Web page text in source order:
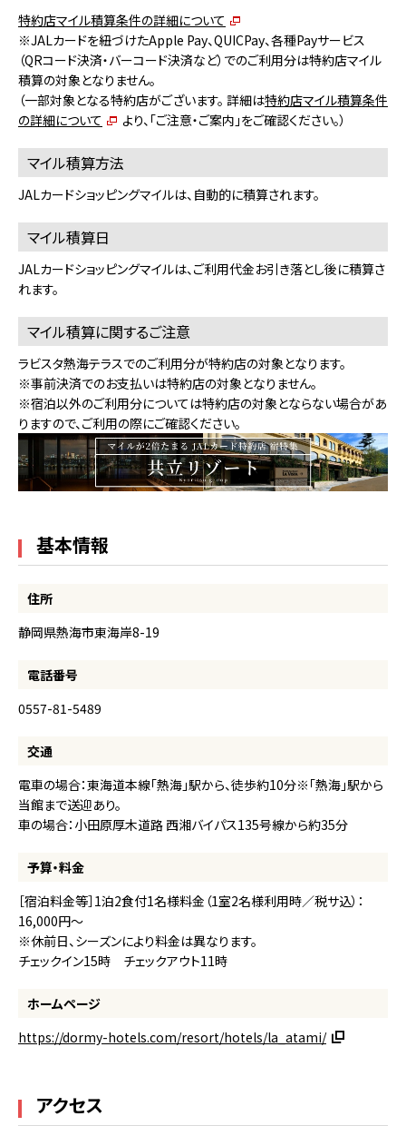
特約店マイル積算条件の詳細について
※JALカードを紐づけたApple Pay、QUICPay、各種Payサービス
（QRコード決済・バーコード決済など）でのご利用分は特約店マイル
積算の対象となりません。
（一部対象となる特約店がございます。 詳細は特約店マイル積算条件
の詳細について
より、「ご注意・ご案内」をご確認ください。）
マイル積算方法
JALカードショッピングマイルは、自動的に積算されます。
マイル積算日
JALカードショッピングマイルは、ご利用代金お引き落とし後に積算さ
れます。
マイル積算に関するご注意
ラビスタ熱海テラスでのご利用分が特約店の対象となります。
※事前決済でのお支払いは特約店の対象となりません。
※宿泊以外のご利用分については特約店の対象とならない場合があ
りますので、ご利用の際にご確認ください。
基本情報
住所
静岡県熱海市東海岸8-19
電話番号
0557-81-5489
交通
電車の場合：東海道本線「熱海」駅から、徒歩約10分※「熱海」駅から
当館まで送迎あり。
車の場合：小田原厚木道路 西湘バイパス135号線から約35分
予算・料金
［宿泊料金等］1泊2食付1名様料金（1室2名様利用時／税サ込）：
16,000円～
※休前日、シーズンにより料金は異なります。
チェックイン15時 チェックアウト11時
ホームページ
https://dormy-hotels.com/resort/hotels/la_atami/
アクセス